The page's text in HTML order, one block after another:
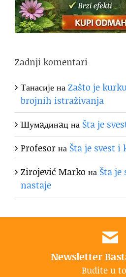
Zadnji komentari
ТанасијенаZašto je
brojnih istraživanja
Шумaдинaцна Šta je
Profesorна Šta je svest i
Zirojević Marko на Šta je
nastaje
Newsletter
Budite u